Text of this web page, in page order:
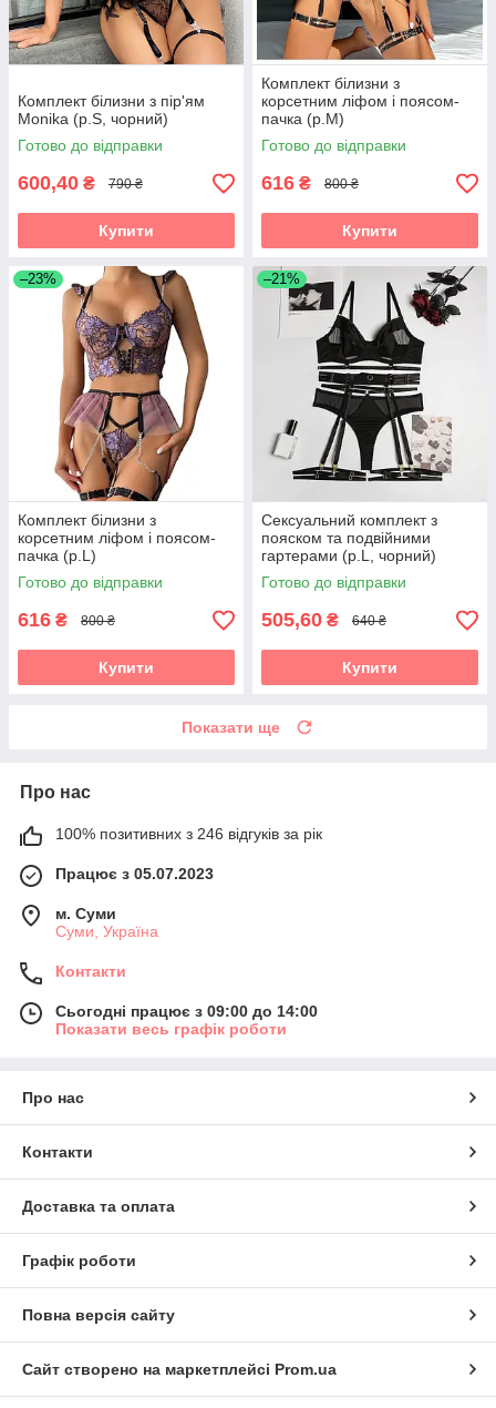
Комплект білизни з пір'ям
Monika (р.S, чорний)
Готово до відправки
600,40 ₴ 790 ₴
Купити
Комплект білизни з
корсетним ліфом і поясом-
пачка (р.M)
Готово до відправки
616 ₴ 800 ₴
Купити
–23%
Комплект білизни з
корсетним ліфом і поясом-
пачка (р.L)
Готово до відправки
616 ₴ 800 ₴
Купити
–21%
Сексуальний комплект з
пояском та подвійними
гартерами (р.L, чорний)
Готово до відправки
505,60 ₴ 640 ₴
Купити
Показати ще
Про нас
100% позитивних з 246 відгуків за рік
Працює з 05.07.2023
м. Суми
Суми, Україна
Контакти
Сьогодні працює з 09:00 до 14:00
Показати весь графік роботи
Про нас
Контакти
Доставка та оплата
Графік роботи
Повна версія сайту
Сайт створено на маркетплейсі Prom.ua